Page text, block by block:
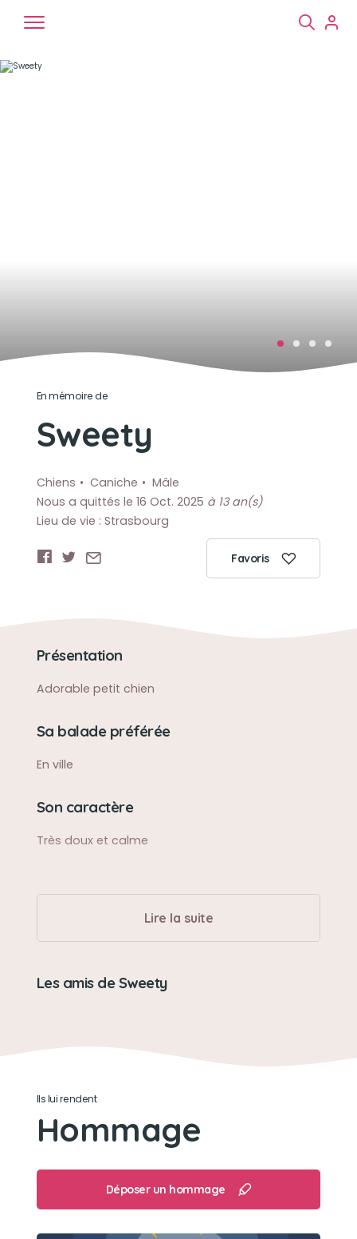
En mémoire de
Sweety
Chiens Caniche
Mâle
Nous a quittés le 16 Oct. 2025 à 13 an(s)
Lieu de vie : Strasbourg
Favoris
Présentation
Adorable petit chien
Sa balade préférée
En ville
Son caractère
Très doux et calme
Lire la suite
Les amis de Sweety
Ils lui rendent
Hommage
Déposer un hommage